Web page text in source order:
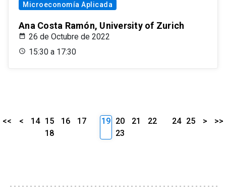
Microeconomía Aplicada
Ana Costa Ramón, University of Zurich
26 de Octubre de 2022
15:30 a 17:30
<< < 14 15 16
17
18
19 20 21
22
23
24 25 > >>